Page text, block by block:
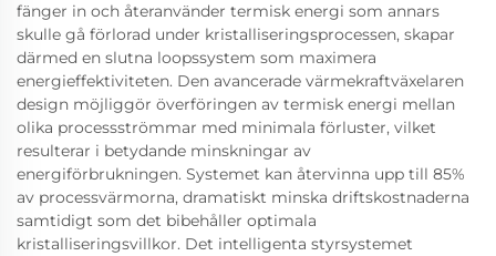
fänger in och återanvänder termisk energi som annars
skulle gå förlorad under kristalliseringsprocessen, skapar
därmed en slutna loopssystem som maximera
energieffektiviteten. Den avancerade värmekraftväxelaren
design möjliggör överföringen av termisk energi mellan
olika processströmmar med minimala förluster, vilket
resulterar i betydande minskningar av
energiförbrukningen. Systemet kan återvinna upp till 85%
av processvärmorna, dramatiskt minska driftskostnaderna
samtidigt som det bibehåller optimala
kristalliseringsvillkor. Det intelligenta styrsystemet